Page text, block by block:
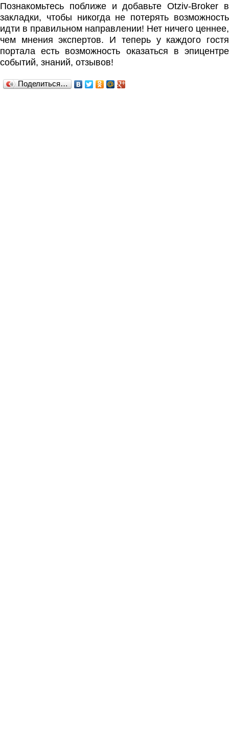
Познакомьтесь поближе и добавьте Otziv-Broker в
закладки, чтобы никогда не потерять возможность
идти в правильном направлении! Нет ничего ценнее,
чем мнения экспертов. И теперь у каждого гостя
портала есть возможность оказаться в эпицентре
событий, знаний, отзывов!
Поделиться…